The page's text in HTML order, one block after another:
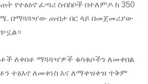
የተፅዕኖ ፈጣሪ ስብስቦች በተለምዶ ከ 350
በማጓጓዣው ጠብታ በር ላይ በመጀመሪያው
ለቀበቶ ማጓጓዣዎች ቁሳቁሶችን ለመቀበል
ተፅእኖ ለመቀነስ እና ለማቀዝቀዝ ጥቅም